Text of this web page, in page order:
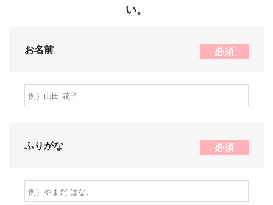
い。
お名前 必須
ふりがな 必須